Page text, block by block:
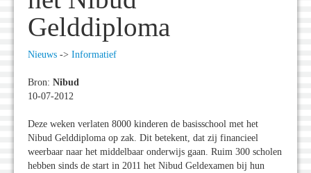
Gelddiploma
Nieuws -> Informatief
Bron: Nibud
10-07-2012
Deze weken verlaten 8000 kinderen de basisschool met het
Nibud Gelddiploma op zak. Dit betekent, dat zij financieel
weerbaar naar het middelbaar onderwijs gaan. Ruim 300 scholen
hebben sinds de start in 2011 het Nibud Geldexamen bij hun